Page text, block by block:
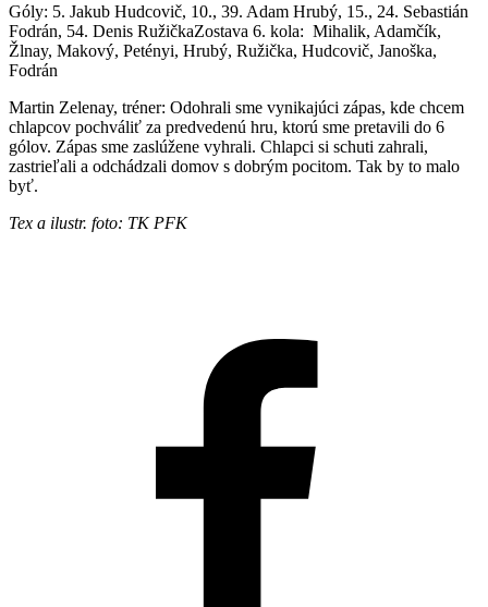
Góly: 5. Jakub Hudcovič, 10., 39. Adam Hrubý, 15., 24. Sebastián
Fodrán, 54. Denis RužičkaZostava 6. kola: Mihalik, Adamčík,
Žlnay, Makový, Petényi, Hrubý, Ružička, Hudcovič, Janoška,
Fodrán
Martin Zelenay, tréner: Odohrali sme vynikajúci zápas, kde chcem
chlapcov pochváliť za predvedenú hru, ktorú sme pretavili do 6
gólov. Zápas sme zaslúžene vyhrali. Chlapci si schuti zahrali,
zastrieľali a odchádzali domov s dobrým pocitom. Tak by to malo
byť.
Tex a ilustr. foto: TK PFK